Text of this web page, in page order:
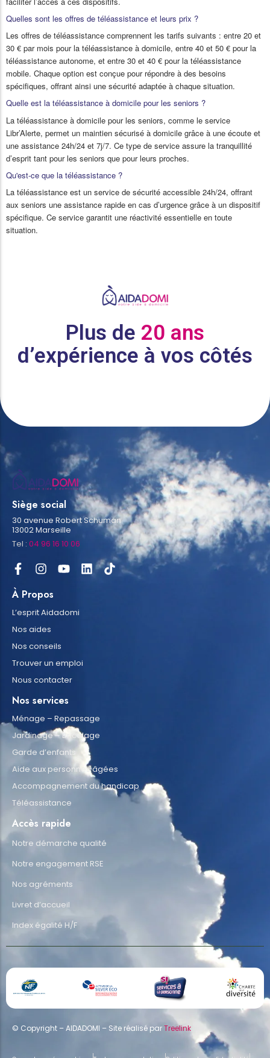
Quelles sont les offres de téléassistance et leurs prix ?
Les offres de téléassistance comprennent les tarifs suivants : entre 20 et
30 € par mois pour la téléassistance à domicile, entre 40 et 50 € pour la
téléassistance autonome, et entre 30 et 40 € pour la téléassistance
mobile. Chaque option est conçue pour répondre à des besoins
spécifiques, offrant ainsi une sécurité adaptée à chaque situation.
Quelle est la téléassistance à domicile pour les seniors ?
La téléassistance à domicile pour les seniors, comme le service
Libr’Alerte, permet un maintien sécurisé à domicile grâce à une écoute et
une assistance 24h/24 et 7j/7. Ce type de service assure la tranquillité
d’esprit tant pour les seniors que pour leurs proches.
Qu'est-ce que la téléassistance ?
La téléassistance est un service de sécurité accessible 24h/24, offrant
aux seniors une assistance rapide en cas d’urgence grâce à un dispositif
spécifique. Ce service garantit une réactivité essentielle en toute
situation.
Plus de 20 ans
d’expérience à vos côtés
Siège social
30 avenue Robert Schuman
13002 Marseille
Tel : 04 96 16 10 06
À Propos
L’esprit Aidadomi
Nos aides
Nos conseils
Trouver un emploi
Nous contacter
Nos services
Ménage – Repassage
Jardinage – Bricolage
Garde d’enfants
Aide aux personnes âgées
Accompagnement du handicap
Téléassistance
Accès rapide
Notre démarche qualité
Notre engagement RSE
Nos agréments
Livret d’accueil
Index égalité H/F
© Copyright – AIDADOMI – Site réalisé parTreelink